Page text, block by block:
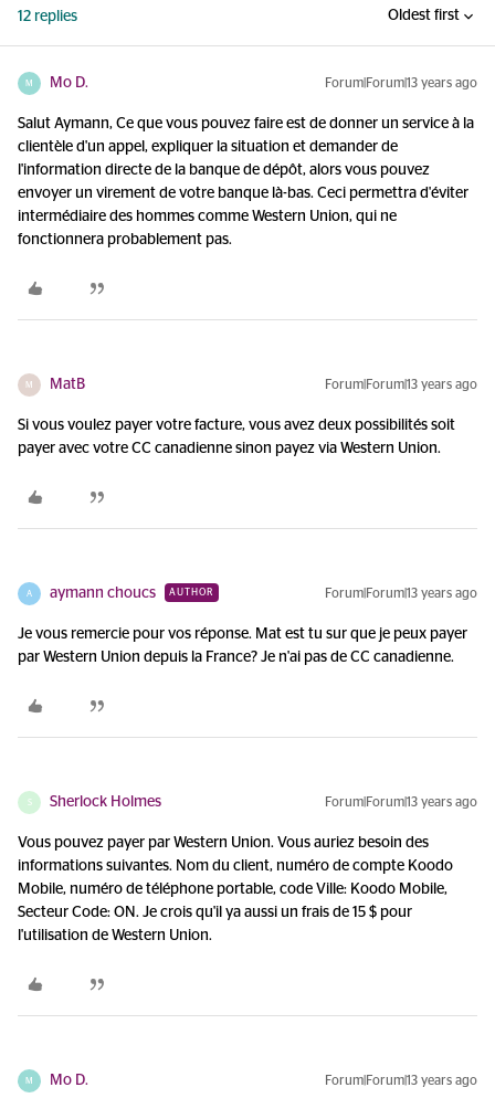
12 replies Oldest first
M Mo D. Forum|Forum|13 years ago
Salut Aymann, Ce que vous pouvez faire est de donner un service à la
clientèle d'un appel, expliquer la situation et demander de
l'information directe de la banque de dépôt, alors vous pouvez
envoyer un virement de votre banque là-bas. Ceci permettra d'éviter
intermédiaire des hommes comme Western Union, qui ne
fonctionnera probablement pas.
M MatB Forum|Forum|13 years ago
Si vous voulez payer votre facture, vous avez deux possibilités soit
payer avec votre CC canadienne sinon payez via Western Union.
A aymann choucs AUTHOR Forum|Forum|13 years ago
Je vous remercie pour vos réponse. Mat est tu sur que je peux payer
par Western Union depuis la France? Je n'ai pas de CC canadienne.
S Sherlock Holmes Forum|Forum|13 years ago
Vous pouvez payer par Western Union. Vous auriez besoin des
informations suivantes. Nom du client, numéro de compte Koodo
Mobile, numéro de téléphone portable, code Ville: Koodo Mobile,
Secteur Code: ON. Je crois qu'il ya aussi un frais de 15 $ pour
l'utilisation de Western Union.
M Mo D. Forum|Forum|13 years ago